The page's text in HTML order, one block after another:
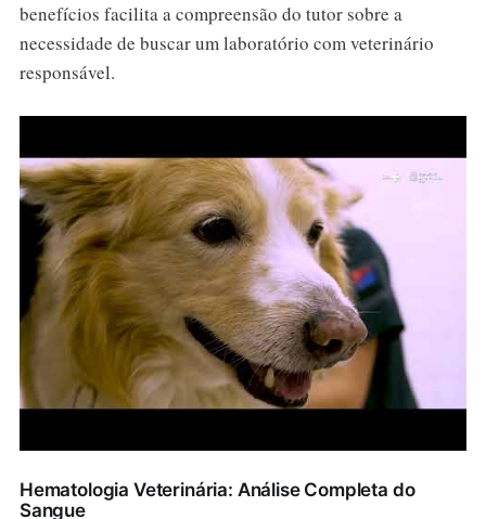
benefícios facilita a compreensão do tutor sobre a
necessidade de buscar um laboratório com veterinário
responsável.
Hematologia Veterinária: Análise Completa do
Sangue